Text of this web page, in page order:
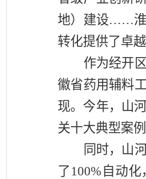
地）建设……淮
转化提供了卓越
作为经开
徽省药用辅料
现。今年，山
关十大典型案例
同时，山
了 100%自动